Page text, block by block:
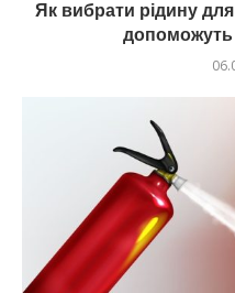
Як вибрати рідину